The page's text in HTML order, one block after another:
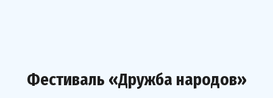
Фестиваль «Дружба народов»